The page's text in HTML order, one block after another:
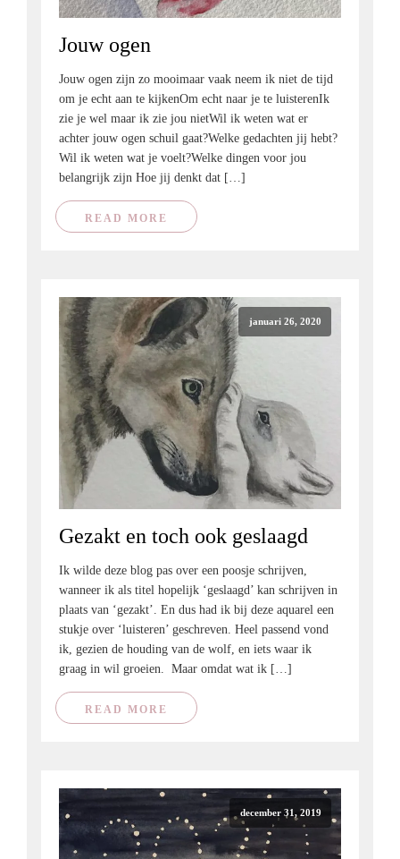
Jouw ogen
Jouw ogen zijn zo mooimaar vaak neem ik niet de tijd
om je echt aan te kijkenOm echt naar je te luisterenIk
zie je wel maar ik zie jou nietWil ik weten wat er
achter jouw ogen schuil gaat?Welke gedachten jij hebt?
Wil ik weten wat je voelt?Welke dingen voor jou
belangrijk zijn Hoe jij denkt dat […]
READ MORE
januari 26, 2020
Gezakt en toch ook geslaagd
Ik wilde deze blog pas over een poosje schrijven,
wanneer ik als titel hopelijk ‘geslaagd’ kan schrijven in
plaats van ‘gezakt’. En dus had ik bij deze aquarel een
stukje over ‘luisteren’ geschreven. Heel passend vond
ik, gezien de houding van de wolf, en iets waar ik
graag in wil groeien. Maar omdat wat ik […]
READ MORE
december 31, 2019